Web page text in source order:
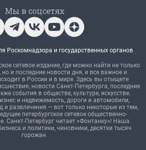
Мы в соцсетях
Роскомнадзора и государственных органов
сетевое издание, где можно найти не только
но и последние новости дня, и все важное и
в России и в мире. Здесь вы отыщете
новости Санкт-Петербурга, последние
события в обществе, культуре, искусстве.
и недвижимость, дороги и автомобили,
и развлечения — вот только некоторые из тем,
петербургское сетевое общественно-
Санкт-Петербург читает «Фонтанку»! Наша
и политики, чиновники, десятки тысяч
горожан.